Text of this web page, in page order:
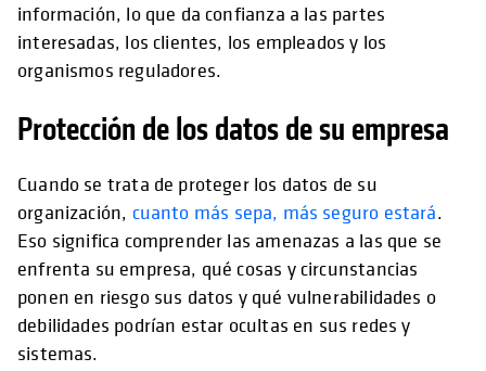
información, lo que da confianza a las partes
interesadas, los clientes, los empleados y los
organismos reguladores.
Protección de los datos de su empresa
Cuando se trata de proteger los datos de su
organización, cuanto más sepa, más seguro estará.
Eso significa comprender las amenazas a las que se
enfrenta su empresa, qué cosas y circunstancias
ponen en riesgo sus datos y qué vulnerabilidades o
debilidades podrían estar ocultas en sus redes y
sistemas.